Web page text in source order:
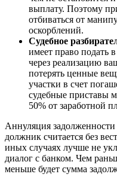
выплату. Поэтому
отбиваться от
оскорблений.
Судебное
имеет право подать
через реализацию
потерять ценные
участки в счет
судебные приставы
50% от заработной
Аннуляция задолженности
должник считается без
иных случаях лучше не
диалог с банком. Чем
меньше будет сумма